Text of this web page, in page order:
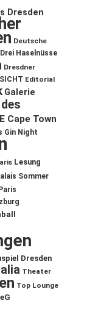
Dresden
Deutsche
Drei Haselnüsse
Dresdner
Editorial
Galerie
Cape Town
Gin Night
Lesung
Sommer
Dresden
Theater
Top Lounge